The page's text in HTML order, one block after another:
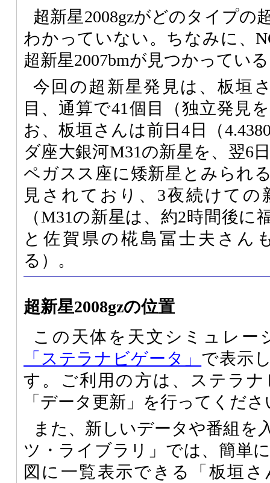
超新星2008gzがどのタイプの
わかっていない。ちなみに、
超新星2007bmが見つかってい
今回の超新星発見は、板垣
目、通算で41個目（独立発見
お、板垣さんは前日4日（
ダ座大銀河M31の新星を、翌6
ペガスス座に矮新星とみられ
見されており、3夜続けての
（M31の新星は、約2時間後に
と佐賀県の椛島冨士夫さん
る）。
超新星2008gzの位置
この天体を天文シミュレー
「ステラナビゲータ」 で表示
す。ご利用の方は、ステラ
「データ更新」を行ってくださ
また、新しいデータや番組を
ツ・ライブラリ」では、簡単
図に一覧表示できる「板垣